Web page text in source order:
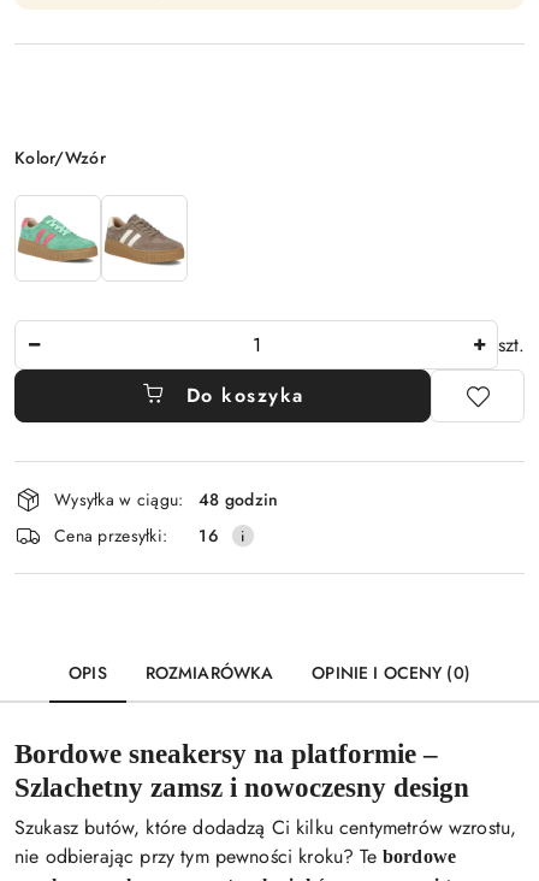
Wariant
Kolor/Wzór
szt.
Do koszyka
Dostępność
i
dostawa
Wysyłka w ciągu:
48 godzin
Cena przesyłki:
16
OPIS ROZMIARÓWKA OPINIE I OCENY (0)
Bordowe sneakersy na platformie –
Szlachetny zamsz i nowoczesny design
Szukasz butów, które dodadzą Ci kilku centymetrów wzrostu,
nie odbierając przy tym pewności kroku? Te bordowe